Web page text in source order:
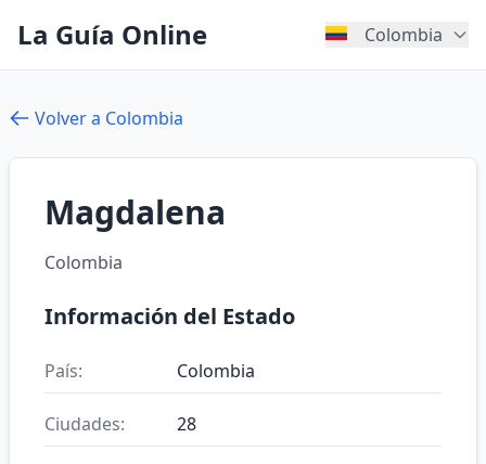
La Guía Online Colombia
Volver a Colombia
Magdalena
Colombia
Información del Estado
País: Colombia
Ciudades: 28